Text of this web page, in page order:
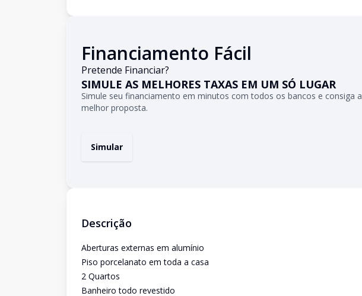
Financiamento Fácil
Pretende Financiar?
SIMULE AS MELHORES TAXAS EM UM SÓ LUGAR
Simule seu financiamento em minutos com todos os bancos e consiga a
melhor proposta.
Simular
Descrição
Aberturas externas em alumínio
Piso porcelanato em toda a casa
2 Quartos
Banheiro todo revestido